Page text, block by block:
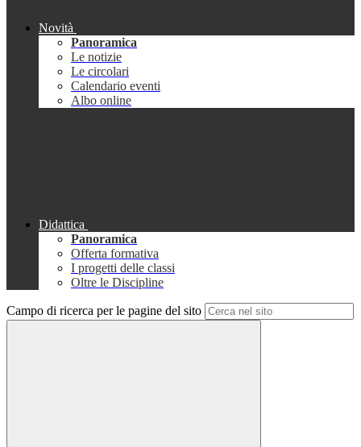
Novità
Panoramica
Le notizie
Le circolari
Calendario eventi
Albo online
Didattica
Panoramica
Offerta formativa
I progetti delle classi
Oltre le Discipline
Campo di ricerca per le pagine del sito